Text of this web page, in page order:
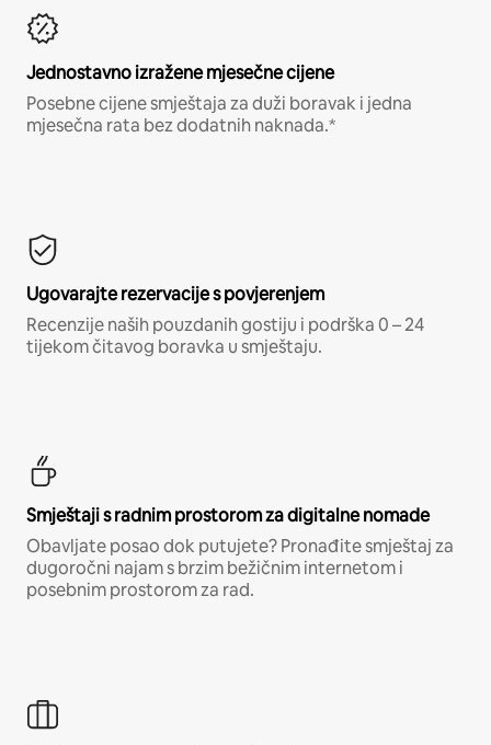
Jednostavno izražene mjesečne cijene
Posebne cijene smještaja za duži boravak i jedna
mjesečna rata bez dodatnih naknada.*
Ugovarajte rezervacije s povjerenjem
Recenzije naših pouzdanih gostiju i podrška 0 – 24
tijekom čitavog boravka u smještaju.
Smještaji s radnim prostorom za digitalne nomade
Obavljate posao dok putujete? Pronađite smještaj za
dugoročni najam s brzim bežičnim internetom i
posebnim prostorom za rad.